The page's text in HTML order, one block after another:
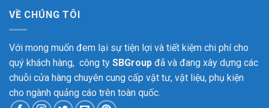
VỀ CHÚNG TÔI
Với mong muốn đem lại sự tiện lợi và tiết kiệm chi phí cho
quý khách hàng, công ty SBGroup đã và đang xây dựng các
chuỗi cửa hàng chuyên cung cấp vật tư, vật liệu, phụ kiện
cho ngành quảng cáo trên toàn quốc.